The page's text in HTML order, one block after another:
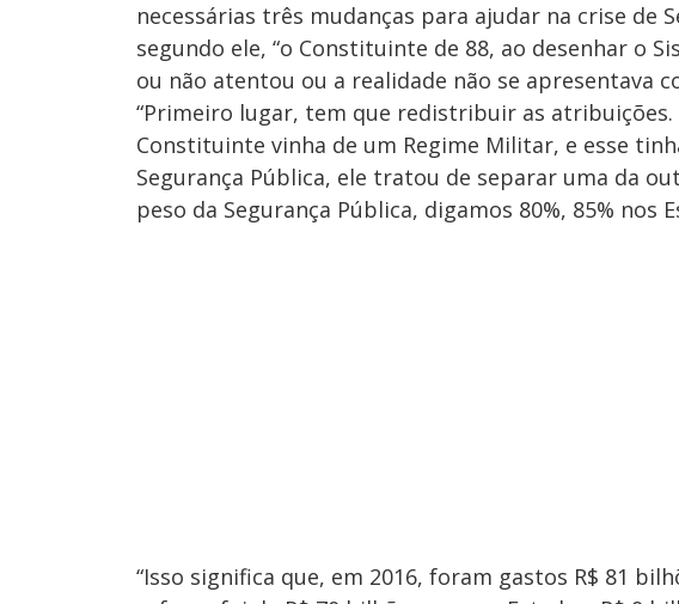
necessárias três mudanças para ajudar na crise de
segundo ele, “o Constituinte de 88, ao desenhar o
ou não atentou ou a realidade não se apresentava
“Primeiro lugar, tem que redistribuir as atribuições.
Constituinte vinha de um Regime Militar, e esse
Segurança Pública, ele tratou de separar uma da
peso da Segurança Pública, digamos 80%, 85% nos
“Isso significa que, em 2016, foram gastos R$ 81